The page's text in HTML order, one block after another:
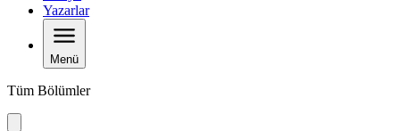
Yazarlar
Menü
Tüm Bölümler